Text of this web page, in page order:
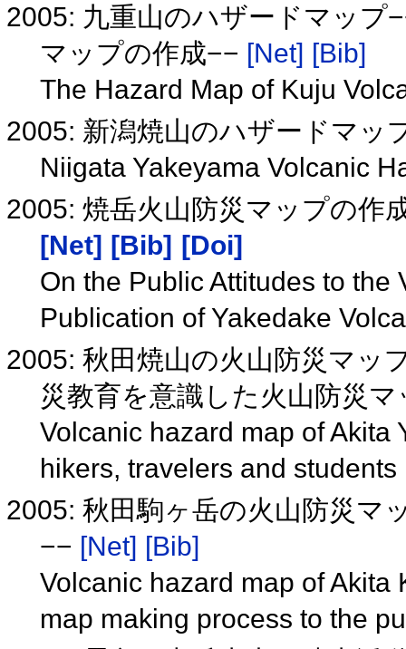
2005: 九重山のハザードマップ
マップの作成−− [Net] [Bib]
The Hazard Map of Kuju
2005: 新潟焼山のハザードマッ
Niigata Yakeyama Volcanic
2005: 焼岳火山防災マップの作
[Net] [Bib]
[Doi]
On the Public Attitudes to
Publication of Yakedake
2005: 秋田焼山の火山防災マッ
災教育を意識した火山防災
Volcanic hazard map of Akita
hikers, travelers and students
2005: 秋田駒ヶ岳の火山防災マ
−− [Net] [Bib]
Volcanic hazard map of
map making process to the